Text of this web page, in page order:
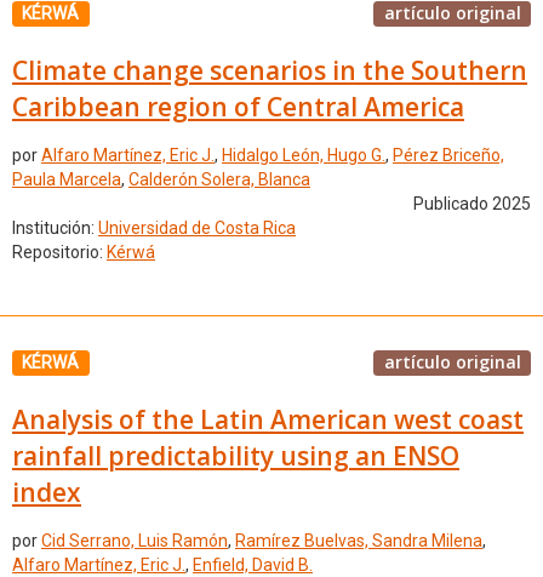
KÉRWÁ artículo original
Climate change scenarios in the Southern
Caribbean region of Central America
porAlfaro Martínez, Eric J., Hidalgo León, Hugo G., Pérez Briceño,
Paula Marcela, Calderón Solera, Blanca
Publicado 2025
Institución: Universidad de Costa Rica
Repositorio: Kérwá
KÉRWÁ artículo original
Analysis of the Latin American west coast
rainfall predictability using an ENSO
index
porCid Serrano, Luis Ramón, Ramírez Buelvas, Sandra Milena,
Alfaro Martínez, Eric J., Enfield, David B.